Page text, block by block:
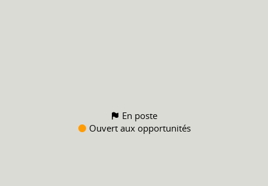
En poste
Ouvert aux opportunités